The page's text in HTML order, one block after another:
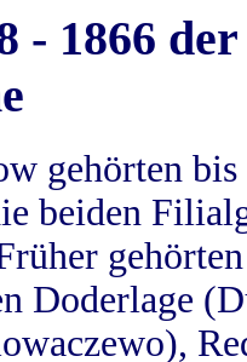
- 1866
gehörten
beiden
Doderlage